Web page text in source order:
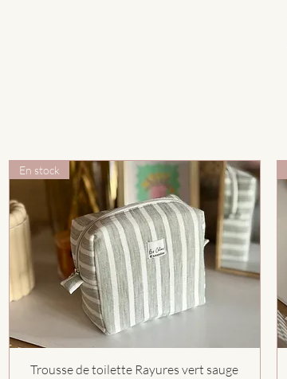
Aperçu rapide
En stock
Trousse de toilette Rayures vert sauge